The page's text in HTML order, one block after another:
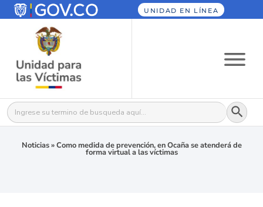
UNIDAD EN LÍNEA
Buscar: Botón
Noticias»Como medida de prevención, en Ocaña se atenderá de
forma virtual a las víctimas